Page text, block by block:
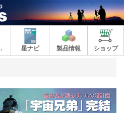
ド 星ナビ 製品情報 ショップ